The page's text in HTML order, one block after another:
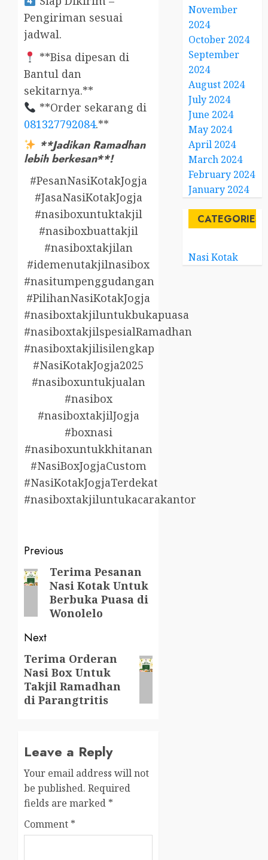
Pengiriman sesuai
jadwal.
**Bisa dipesan di
Bantul dan
sekitarnya.**
**Order sekarang di
081327792084.**
**Jadikan Ramadhan
lebih berkesan**!
#PesanNasiKotakJogja
#JasaNasiKotakJogja
#nasiboxuntuktakjil
#nasiboxbuattakjil
#nasiboxtakjilan
#idemenutakjilnasibox
#nasitumpenggudangan
#PilihanNasiKotakJogja
#nasiboxtakjiluntukbukapuasa
#nasiboxtakjilspesialRamadhan
#nasiboxtakjilisilengkap
#NasiKotakJogja2025
#nasiboxuntukjualan
#nasibox
#nasiboxtakjilJogja
#boxnasi
#nasiboxuntukkhitanan
#NasiBoxJogjaCustom
#NasiKotakJogjaTerdekat
#nasiboxtakjiluntukacarakantor
Post
navigation
Previous
Previous
post:
Terima Pesanan
Nasi Kotak Untuk
Berbuka Puasa di
Wonolelo
Next
Next
post:
Terima Orderan
Nasi Box Untuk
Takjil Ramadhan
di Parangtritis
Leave a Reply
Your email address will not
be published. Required
fields are marked *
Comment *
November
2024
October 2024
September
2024
August 2024
July 2024
June 2024
May 2024
April 2024
March 2024
February 2024
January 2024
CATEGORIES
Nasi Kotak